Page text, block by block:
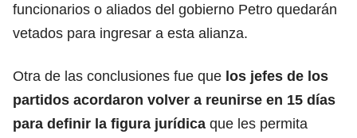
funcionarios o aliados del gobierno Petro quedarán
vetados para ingresar a esta alianza.
Otra de las conclusiones fue que los jefes de los
partidos acordaron volver a reunirse en 15 días
para definir la figura jurídica que les permita